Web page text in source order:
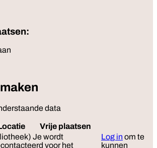
data
Vrije plaatsen
Je wordt
voor het
Log in om te
kunnen